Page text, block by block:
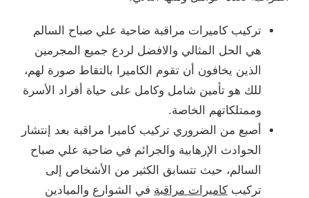
تركيب كاميرات مراقبة ضاحية علي صباح السالم
هي الحل المثالي والافضل لردع جميع المجرمين
الذين يخافون أن تقوم الكاميرا بالتقاط صورة لهم،
للك هو تأمين شامل وكامل على حياة أفراد الأسرة
وممتلكاتهم الخاصة.
أصبع من الضروري تركيب كاميرا مراقبة بعد إنتشار
الحوادث الإرهابية والجرائم في ضاحية علي صباح
السالم، حيث تتسابق الكثير من الأشخاص إلى
تركيب كاميرات مراقبة في الشوارع والميادين